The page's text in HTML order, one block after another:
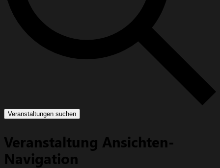
Veranstaltungen suchen
Veranstaltung Ansichten-
Navigation